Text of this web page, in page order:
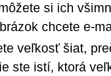
si ich
chcete e-
veľkosť šiat,
ste istí, ktorá